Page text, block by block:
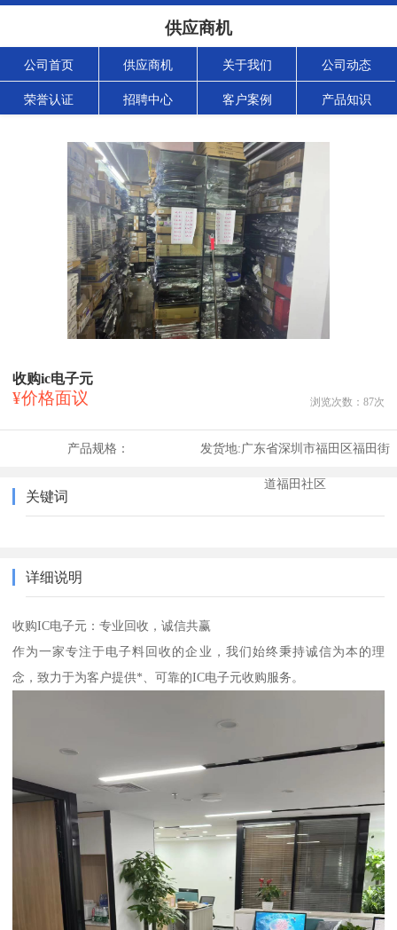
供应商机
公司首页 供应商机 关于我们 公司动态
荣誉认证 招聘中心 客户案例 产品知识
收购ic电子元
¥价格面议 浏览次数： 87次
产品规格： 发货地:广东省深圳市福田区福田街
道福田社区
关键词
详细说明
收购IC电子元：专业回收，诚信共赢
作为一家专注于电子料回收的企业，我们始终秉持诚信为本的理
念，致力于为客户提供*、可靠的IC电子元收购服务。